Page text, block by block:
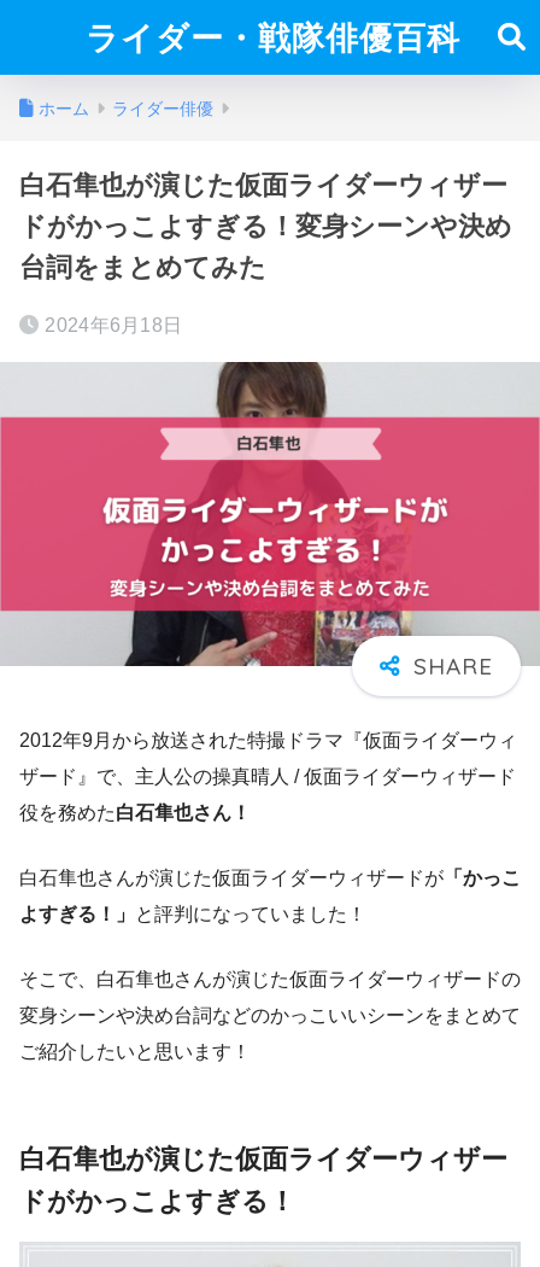
ライダー・戦隊俳優百科
ホーム ライダー俳優
白石隼也が演じた仮面ライダーウィザー
ドがかっこよすぎる！変身シーンや決め
台詞をまとめてみた
2024年6月18日
2012年9月から放送された特撮ドラマ『仮面ライダーウィ
ザード』で、主人公の操真晴人 / 仮面ライダーウィザード
役を務めた白石隼也さん！
白石隼也さんが演じた仮面ライダーウィザードが 「かっこ
よすぎる！」 と評判になっていました！
そこで、白石隼也さんが演じた仮面ライダーウィザードの
変身シーンや決め台詞などのかっこいいシーンをまとめて
ご紹介したいと思います！
白石隼也が演じた仮面ライダーウィザー
ドがかっこよすぎる！